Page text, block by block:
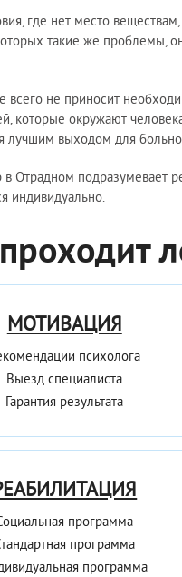
где нет место
такие же проблемы,
не приносит
которые окружают
лучшим выходом для
в Отрадном подразумевает
индивидуально.
МОТИВАЦИЯ
психолога
Выезд специалиста
Гарантия результата
программа
программа
программа